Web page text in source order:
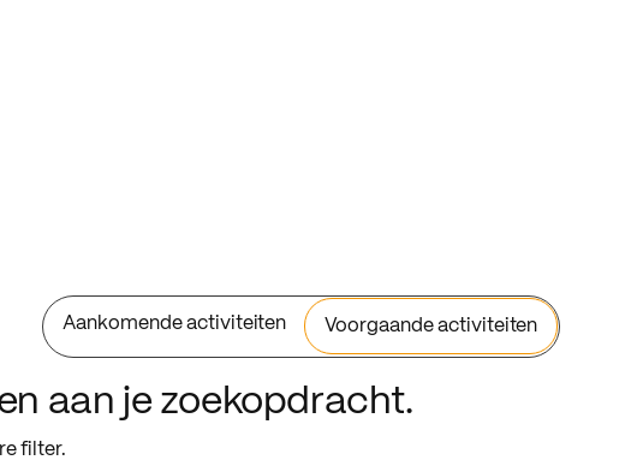
Aankomende activiteiten Voorgaande activiteiten
aan je zoekopdracht.
filter.